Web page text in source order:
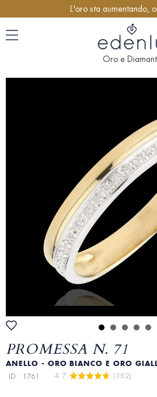
L'oro sta aumentando,
Oro e
PROMESSA N. 71
ANELLO - ORO BIANCO E ORO
ID : 1761 4.7 (382)